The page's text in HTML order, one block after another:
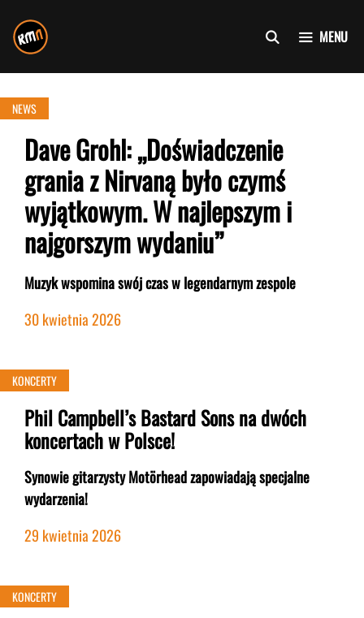
treści
MENU
NEWS
Dave Grohl: „Doświadczenie
grania z Nirvaną było czymś
wyjątkowym. W najlepszym i
najgorszym wydaniu”
Muzyk wspomina swój czas w legendarnym zespole
30 kwietnia 2026
KONCERTY
Phil Campbell’s Bastard Sons na dwóch
koncertach w Polsce!
Synowie gitarzysty Motörhead zapowiadają specjalne
wydarzenia!
29 kwietnia 2026
KONCERTY